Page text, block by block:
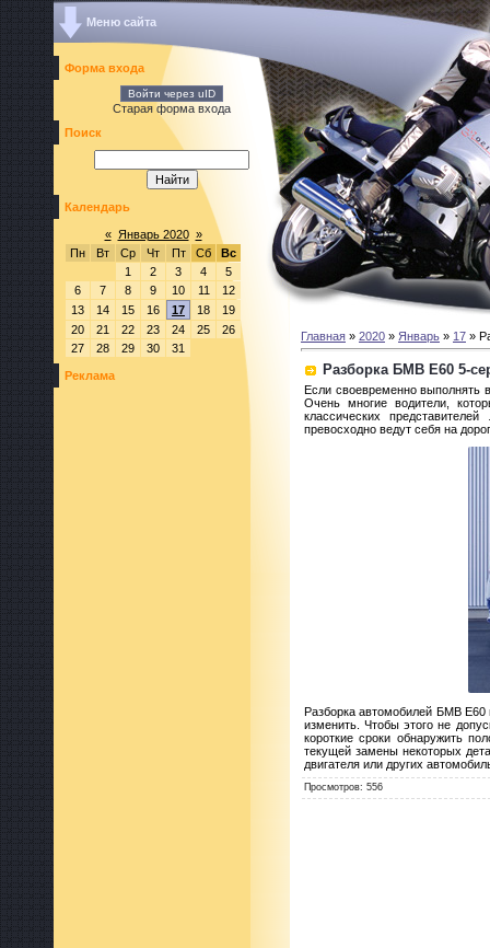
Меню сайта
Форма входа
Войти через uID
Старая форма входа
Поиск
Календарь
« Январь 2020 »
Пн
Вт Ср Чт Пт Сб
Вс
1
2 3 4
5
6
7 8 9 10 11
12
13
14 15 16 17 18
19
20
21 22 23 24 25
26
27
28 29 30 31
Реклама
Главная » 2020 » Январь » 17 »
Разборка БМВ Е60 5-
Если своевременно выполнять
Очень многие водители,
классических
превосходно ведут себя на
Разборка автомобилей БМВ
изменить. Чтобы этого не
короткие сроки обнаружить
текущей замены некоторых
двигателя или других
Просмотров: 556